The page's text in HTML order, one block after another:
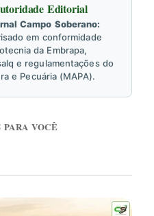
Editorial
Campo Soberano:
em conformidade
da Embrapa,
e regulamentações do
e Pecuária (MAPA).
PARA VOCÊ